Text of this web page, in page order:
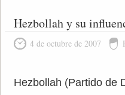
Hezbollah y su
4 de octubre de 2007
Hezbollah (Partido de